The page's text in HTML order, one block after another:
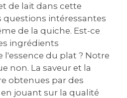
de lait dans cette
questions intéressantes
de la quiche. Est-ce
ingrédients
l'essence du plat ? Notre
non. La saveur et la
obtenues par des
jouant sur la qualité